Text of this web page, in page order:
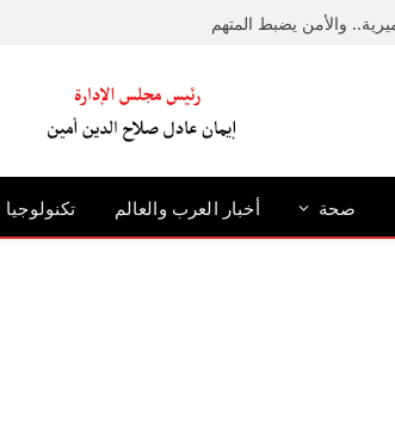
والأمن يضبط المتهم
صحة أخبار العرب والعالم تكنولوجيا